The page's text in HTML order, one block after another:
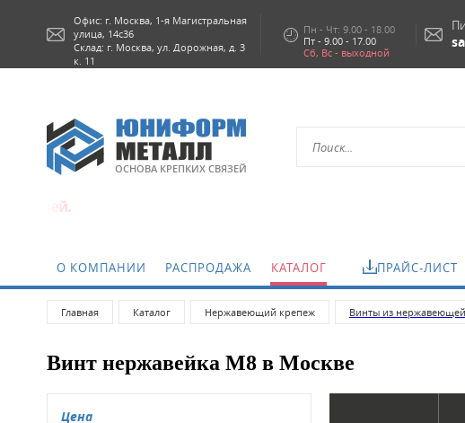
Офис: г. Москва, 1-я Магистральная
улица, 14с36
Склад: г. Москва, ул. Дорожная, д. 3
к. 11
Пн - Чт: 9.00 - 18.00
Пт - 9.00 - 17.00
Сб, Вс - выходной
ОСНОВА КРЕПКИХ СВЯЗЕЙ
О КОМПАНИИ РАСПРОДАЖА КАТАЛОГ ПРАЙС-ЛИСТ
Главная Каталог Нержавеющий крепеж Винты из нержавеющей
Винт нержавейка М8 в Москве
Цена